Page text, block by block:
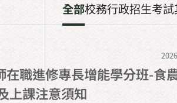
全部校務行政招生考試
在職進修專長增能學分班-食
上課注意須知